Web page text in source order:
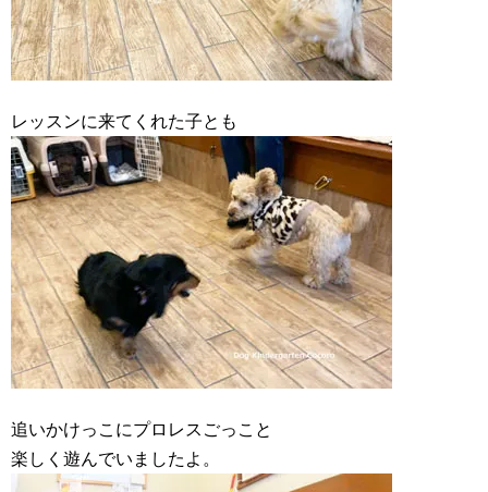
レッスンに来てくれた子とも
追いかけっこにプロレスごっこと
楽しく遊んでいましたよ。